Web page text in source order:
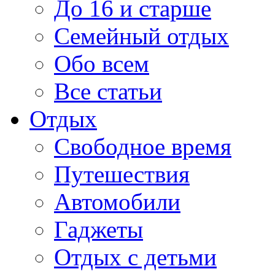
До 16 и старше
Семейный отдых
Обо всем
Все статьи
Отдых
Свободное время
Путешествия
Автомобили
Гаджеты
Отдых с детьми